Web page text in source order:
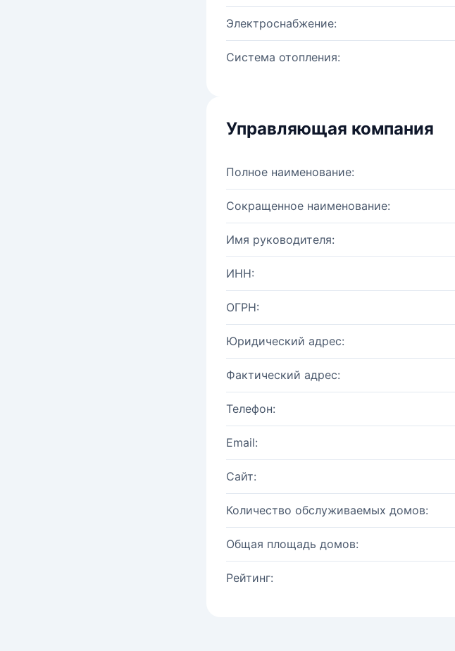
Электроснабжение:
Система отопления:
Управляющая компания
Полное наименование:
Сокращенное наименование:
Имя руководителя:
ИНН:
ОГРН:
Юридический адрес:
Фактический адрес:
Телефон:
Email:
Сайт:
Количество обслуживаемых домов:
Общая площадь домов:
Рейтинг: